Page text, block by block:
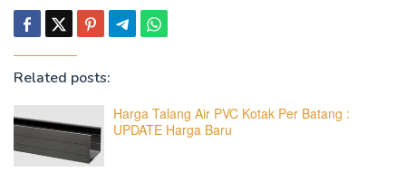
Related posts:
Harga Talang Air PVC Kotak Per Batang :
UPDATE Harga Baru